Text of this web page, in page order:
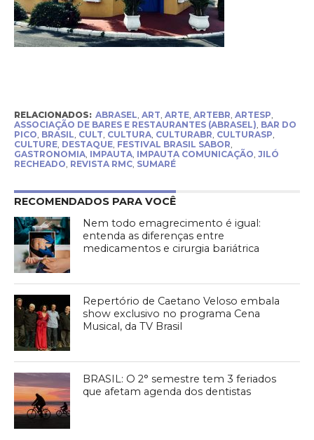
RELACIONADOS: ABRASEL, ART, ARTE, ARTEBR, ARTESP,
ASSOCIAÇÃO DE BARES E RESTAURANTES (ABRASEL), BAR DO
PICO, BRASIL, CULT, CULTURA, CULTURABR, CULTURASP,
CULTURE, DESTAQUE, FESTIVAL BRASIL SABOR,
GASTRONOMIA, IMPAUTA, IMPAUTA COMUNICAÇÃO, JILÓ
RECHEADO, REVISTA RMC, SUMARÉ
RECOMENDADOS PARA VOCÊ
Nem todo emagrecimento é igual:
entenda as diferenças entre
medicamentos e cirurgia bariátrica
Repertório de Caetano Veloso embala
show exclusivo no programa Cena
Musical, da TV Brasil
BRASIL: O 2° semestre tem 3 feriados
que afetam agenda dos dentistas